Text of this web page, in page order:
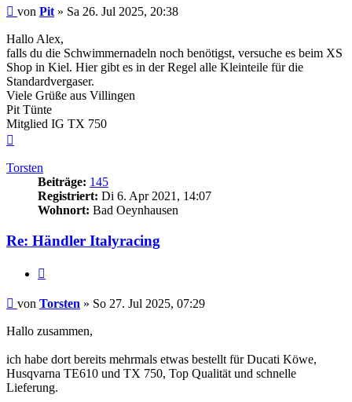
Beitrag
von Pit » Sa 26. Jul 2025, 20:38
Hallo Alex,
falls du die Schwimmernadeln noch benötigst, versuche es beim XS
Shop in Kiel. Hier gibt es in der Regel alle Kleinteile für die
Standardvergaser.
Viele Grüße aus Villingen
Pit Tünte
Mitglied IG TX 750
Torsten
Beiträge: 145
Registriert: Di 6. Apr 2021, 14:07
Wohnort: Bad Oeynhausen
Re: Händler Italyracing
Beitrag
von Torsten » So 27. Jul 2025, 07:29
Hallo zusammen,
ich habe dort bereits mehrmals etwas bestellt für Ducati Köwe,
Husqvarna TE610 und TX 750, Top Qualität und schnelle
Lieferung.